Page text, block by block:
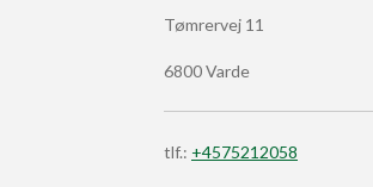
Tømrervej 11
6800 Varde
tlf.: +4575212058